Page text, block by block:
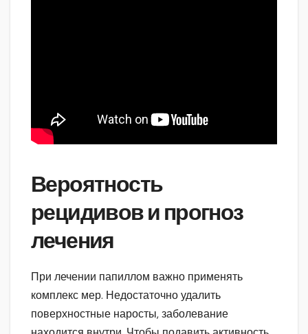
Вероятность
рецидивов и прогноз
лечения
При лечении папиллом важно применять
комплекс мер. Недостаточно удалить
поверхностные наросты, заболевание